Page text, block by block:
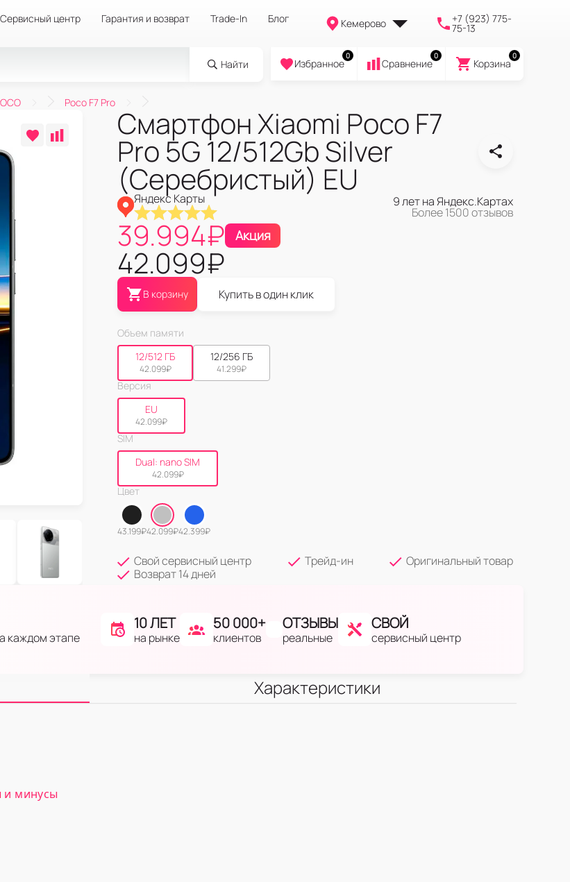
Сервисный центр Гарантия и возврат Trade-In Блог Кемерово +7 (923) 775-
75-13
Найти
0
Избранное
0
Cравнение
0
Корзина
Poco F7 Pro
Смартфон Xiaomi Poco F7
Pro 5G 12/512Gb Silver
(Серебристый) EU
Яндекс Карты 9 лет на Яндекс.Картах
Более 1500 отзывов
39.994₽ Акция
42.099₽
В корзину Купить в один клик
Объем памяти
12/512 ГБ
42.099₽
12/256 ГБ
41.299₽
Версия
EU
42.099₽
SIM
Dual: nano SIM
42.099₽
Цвет
43.199₽42.099₽42.399₽
Свой сервисный центр Трейд-ин
Оригинальный товар
Возврат 14 дней
каждом этапе
10 ЛЕТ
на рынке
50 000+
клиентов
ОТЗЫВЫ
реальные
СВОЙ
сервисный центр
Характеристики
и минусы